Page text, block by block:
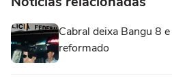
Cabral deixa Bangu 8
reformado